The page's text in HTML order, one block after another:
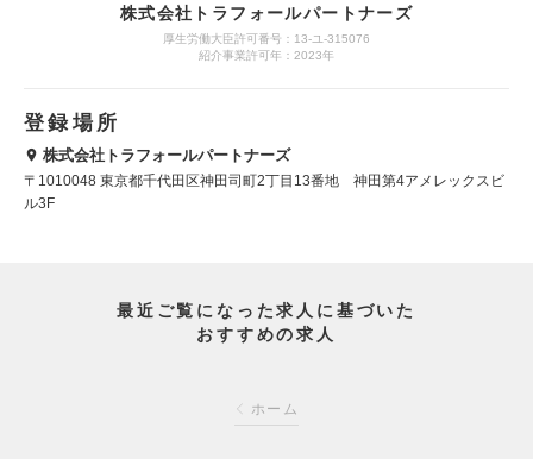
株式会社トラフォールパートナーズ
厚生労働大臣許可番号：13-ユ-315076
紹介事業許可年：2023年
登録場所
株式会社トラフォールパートナーズ
〒1010048 東京都千代田区神田司町2丁目13番地 神田第4アメレックスビ
ル3F
最近ご覧になった求人に基づいた
おすすめの求人
ホーム